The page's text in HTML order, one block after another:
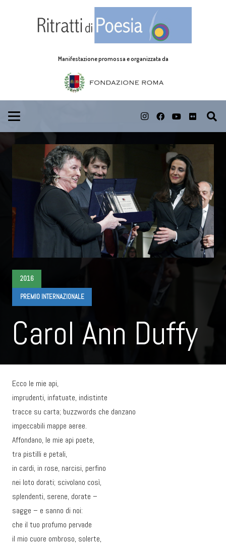
Manifestazione promossa e organizzata da
2016
PREMIO INTERNAZIONALE
Carol Ann Duffy
Ecco le mie api,
imprudenti, infatuate, indistinte
tracce su carta; buzzwords che danzano
impeccabili mappe aeree.
Affondano, le mie api poete,
tra pistilli e petali,
in cardi, in rose, narcisi, perfino
nei loto dorati; scivolano così,
splendenti, serene, dorate –
sagge – e sanno di noi:
che il tuo profumo pervade
il mio cuore ombroso, solerte,